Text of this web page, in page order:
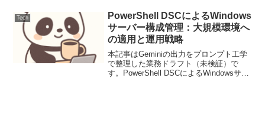
Patch T...
Tech
PowerShell DSCによるWindows
サーバー構成管理：大規模環境へ
の適用と運用戦略
本記事はGeminiの出力をプロンプト工学
で整理した業務ドラフト（未検証）で
す。PowerShell DSCによるWindowsサー